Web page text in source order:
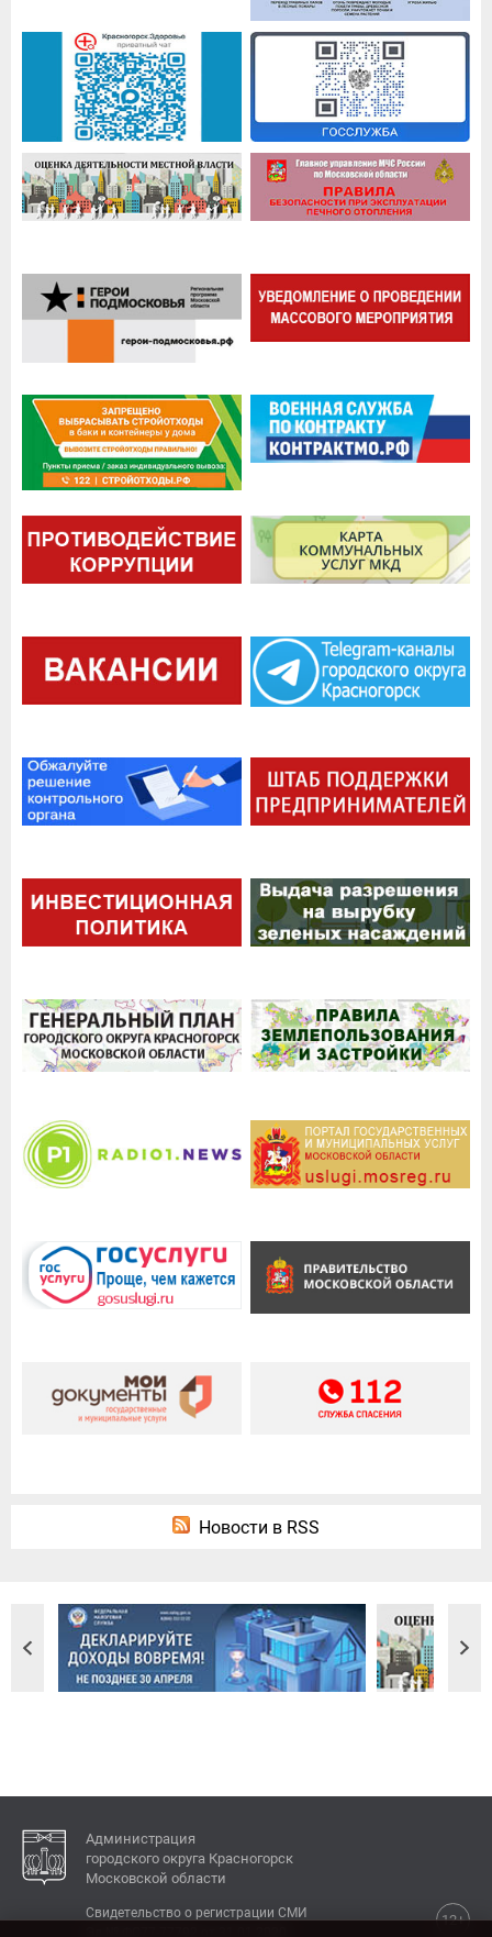
Новости в RSS
Администрация
городского округа Красногорск
Московской области
12+
Свидетельство о регистрации СМИ